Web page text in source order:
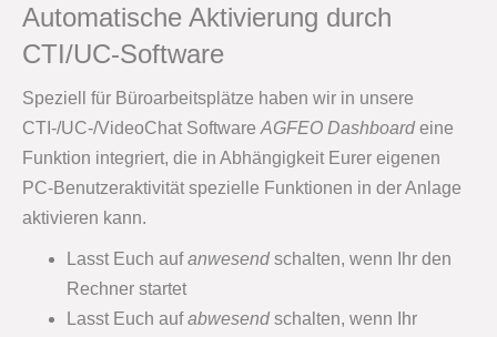
Automatische Aktivierung durch
CTI/UC-Software
Speziell für Büroarbeitsplätze haben wir in unsere
CTI-/UC-/VideoChat Software AGFEO Dashboardeine
Funktion integriert, die in Abhängigkeit Eurer eigenen
PC-Benutzeraktivität spezielle Funktionen in der Anlage
aktivieren kann.
Lasst Euch aufanwesendschalten, wenn Ihr den
Rechner startet
Lasst Euch aufabwesendschalten, wenn Ihr